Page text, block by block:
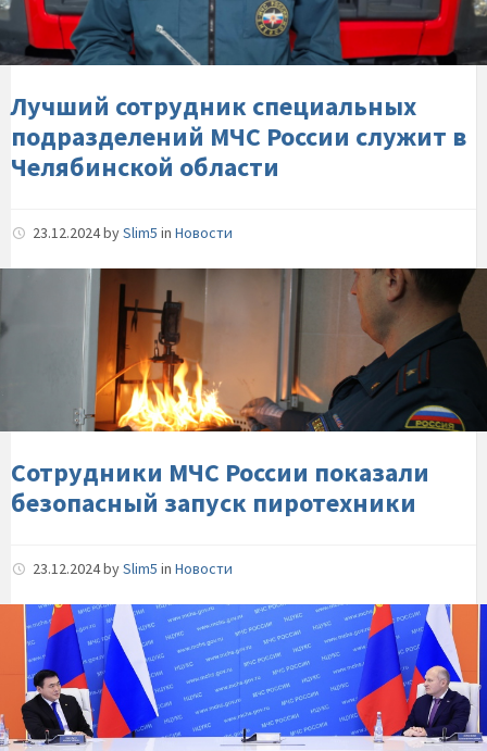
МЧС-
России-
служит-
в-
Челябинской-
области
Лучший сотрудник специальных
подразделений МЧС России служит в
Челябинской области
23.12.2024bySlim5 in Новости
Сотрудники-
России-
безопасный-
запуск-
пиротехники
Сотрудники МЧС России показали
безопасный запуск пиротехники
23.12.2024bySlim5 in Новости
МЧС-
России-
и-
чрезвычайная-
служба-
Монголии-